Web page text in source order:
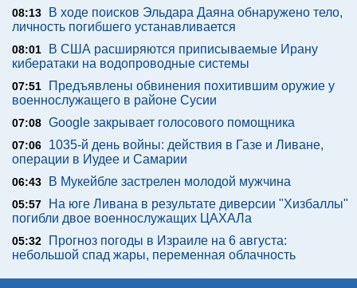
08:13
В ходе поисков Эльдара Даяна обнаружено тело,
личность погибшего устанавливается
08:01
В США расширяются приписываемые Ирану
кибератаки на водопроводные системы
07:51
Предъявлены обвинения похитившим оружие у
военнослужащего в районе Сусии
07:08 Google закрывает голосового помощника
07:06
1035-й день войны: действия в Газе и Ливане,
операции в Иудее и Самарии
06:43 В Мукейбле застрелен молодой мужчина
05:57
На юге Ливана в результате диверсии "Хизбаллы"
погибли двое военнослужащих ЦАХАЛа
05:32
Прогноз погоды в Израиле на 6 августа:
небольшой спад жары, переменная облачность